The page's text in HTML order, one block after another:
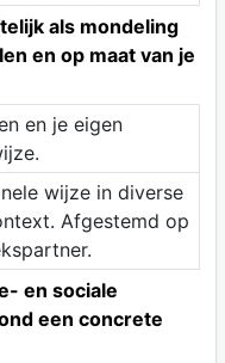
als mondeling
en op maat van je
en je eigen
wijze in diverse
Afgestemd op
en sociale
een concrete